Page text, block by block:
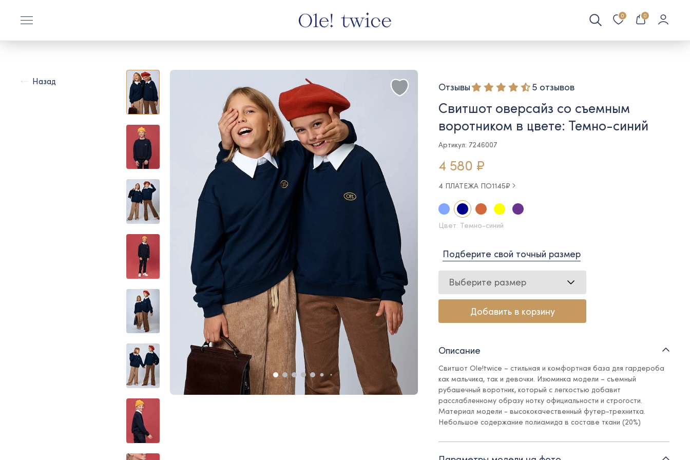
0 0
Назад Отзывы 5 отзывов
Свитшот оверсайз со съемным
воротником в цвете: Темно-синий
Артикул: 7246007
4 580 ₽
4 ПЛАТЕЖА ПО1145₽
Цвет: Темно-синий
Подберите свой точный размер
Выберите размер
Добавить в корзину
Описание
Свитшот Ole!twice – стильная и комфортная база для гардероба
как мальчика, так и девочки. Изюминка модели – съемный
рубашечный воротник, который с легкостью добавит
расслабленному образу нотку официальности и строгости.
Материал модели - высококачественный футер-трехнитка.
Небольшое содержание полиамида в составе ткани (20%)
оно меньше мнется, не выстирывается, обладает более гладкой
фактурой по сравнению с обычным футером. Универсальный